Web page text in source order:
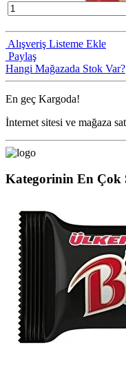
Alışveriş Listeme Ekle
Paylaş
Hangi Mağazada Stok Var?
En geç Kargoda!
İnternet sitesi ve mağaza
Kategorinin En Çok